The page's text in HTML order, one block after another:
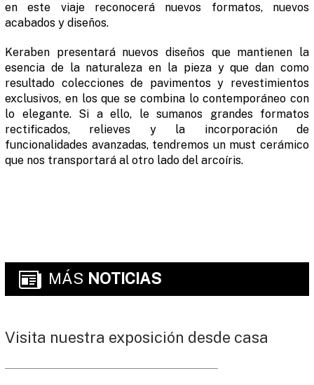
en este viaje reconocerá nuevos formatos, nuevos
acabados y diseños.
Keraben presentará nuevos diseños que mantienen la
esencia de la naturaleza en la pieza y que dan como
resultado colecciones de pavimentos y revestimientos
exclusivos, en los que se combina lo contemporáneo con
lo elegante. Si a ello, le sumanos grandes formatos
rectificados, relieves y la incorporación de
funcionalidades avanzadas, tendremos un must cerámico
que nos transportará al otro lado del arcoíris.
MÁS NOTICIAS
Visita nuestra exposición desde casa